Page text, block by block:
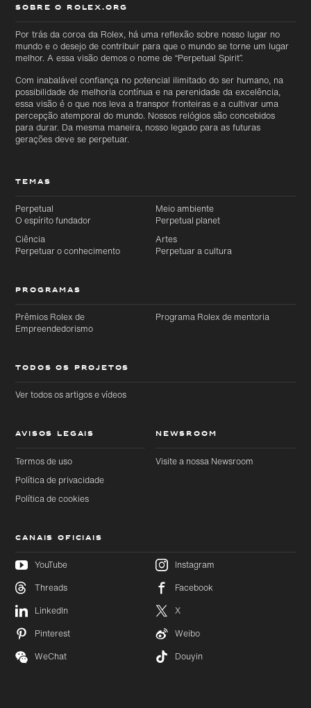
Ir
diretamente
para o
conteúdo
principal
diretamente
rodapé
SOBRE O ROLEX.ORG
Por trás da coroa da Rolex, há uma reflexão sobre nosso lugar no
mundo e o desejo de contribuir para que o mundo se torne um lugar
melhor. A essa visão demos o nome de “Perpetual Spirit”.
Com inabalável confiança no potencial ilimitado do ser humano, na
possibilidade de melhoria contínua e na perenidade da excelência,
essa visão é o que nos leva a transpor fronteiras e a cultivar uma
percepção atemporal do mundo. Nossos relógios são concebidos
para durar. Da mesma maneira, nosso legado para as futuras
gerações deve se perpetuar.
TEMAS
Perpetual
O espírito fundador
Meio ambiente
Perpetual planet
Ciência
Perpetuar o conhecimento
Artes
Perpetuar a cultura
PROGRAMAS
Prêmios Rolex de
Empreendedorismo
Programa Rolex de mentoria
TODOS OS PROJETOS
Ver todos os artigos e vídeos
AVISOS LEGAIS
Termos de uso
Política de privacidade
Política de cookies
NEWSROOM
Visite a nossa Newsroom
CANAIS OFICIAIS
YouTube
Instagram
Threads
Facebook
LinkedIn
X
Pinterest
Weibo
WeChat
Douyin